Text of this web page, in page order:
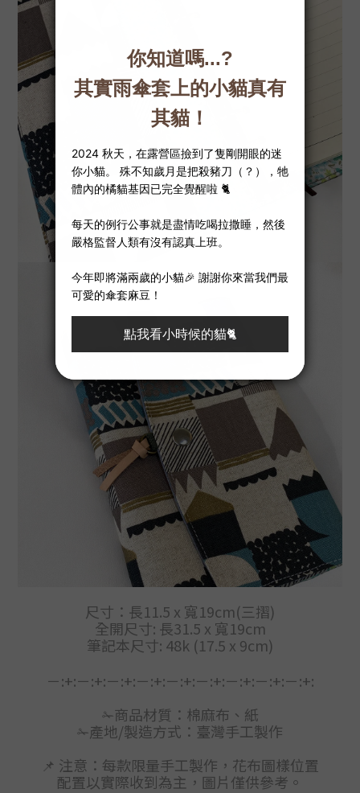
尺寸：長11.5 x 寬19cm(三摺)
全開尺寸: 長31.5 x 寬19cm
筆記本尺寸: 48k (17.5 x 9cm)
－:+:－:+:－:+:－:+:－:+:－:+:－:+:－:+:－:+:
✁商品材質： 棉麻布、紙
✁產地/製造方式：臺灣手工製作
📌 注意：每款限量手工製作，花布圖樣位置
配置以實際收到為主，圖片僅供參考。